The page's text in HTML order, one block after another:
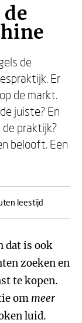
de
Er
de markt.
juiste? En
praktijk?
belooft. Een
leestijd
dat is ook
zoeken en
te kopen.
om meer
luid.